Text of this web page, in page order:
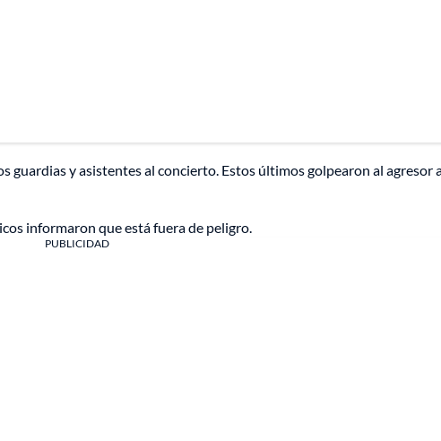
guardias y asistentes al concierto. Estos últimos golpearon al agresor
informaron que está fuera de peligro.
PUBLICIDAD